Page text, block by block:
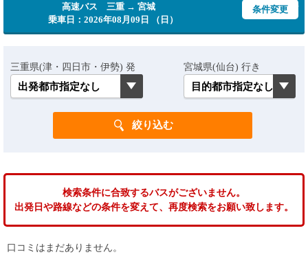
高速バス 三重 → 宮城
乗車日：2026年08月09日 （日）
条件変更
三重県(津・四日市・伊勢) 発 宮城県(仙台) 行き
検索条件に合致するバスがございません。
出発日や路線などの条件を変えて、再度検索をお願い致します。
口コミはまだありません。